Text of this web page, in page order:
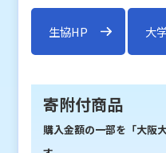
生協HP 大
寄附付商品
購入金額の一部を「大阪